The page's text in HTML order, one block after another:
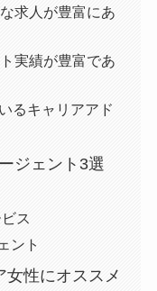
求人が豊富にあ
実績が豊富であ
るキャリアアド
ジェント3選
ス
ント
女性にオススメ